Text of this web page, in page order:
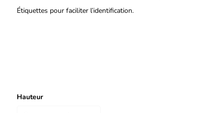
Étiquettes pour faciliter l’identification.
Hauteur